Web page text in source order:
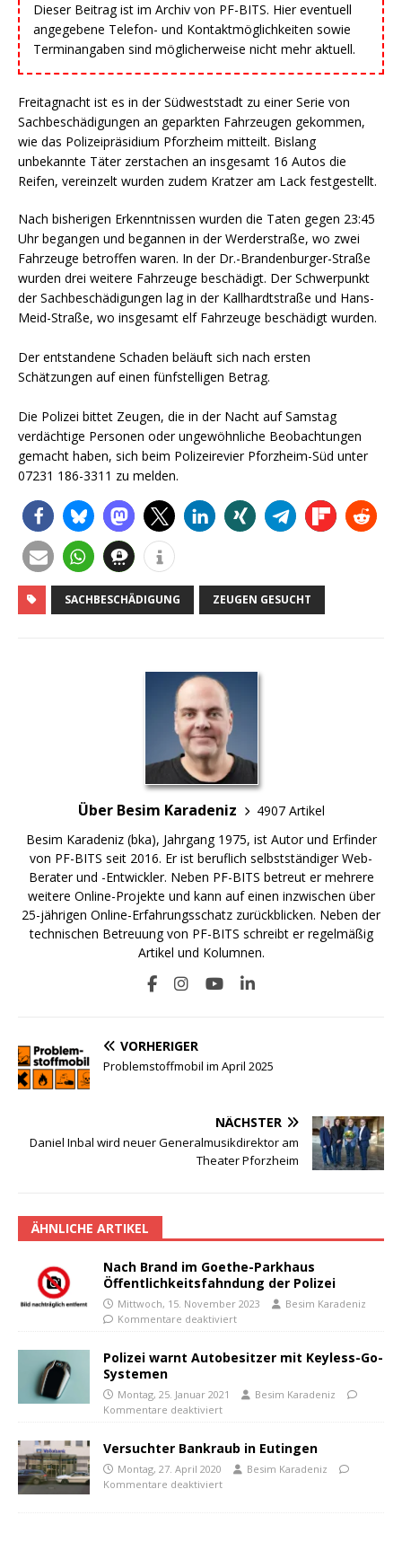
Dieser Beitrag ist im Archiv von PF-BITS. Hier eventuell
angegebene Telefon- und Kontaktmöglichkeiten sowie
Terminangaben sind möglicherweise nicht mehr aktuell.
Freitagnacht ist es in der Südweststadt zu einer Serie von
Sachbeschädigungen an geparkten Fahrzeugen gekommen,
wie das Polizeipräsidium Pforzheim mitteilt. Bislang
unbekannte Täter zerstachen an insgesamt 16 Autos die
Reifen, vereinzelt wurden zudem Kratzer am Lack festgestellt.
Nach bisherigen Erkenntnissen wurden die Taten gegen 23:45
Uhr begangen und begannen in der Werderstraße, wo zwei
Fahrzeuge betroffen waren. In der Dr.-Brandenburger-Straße
wurden drei weitere Fahrzeuge beschädigt. Der Schwerpunkt
der Sachbeschädigungen lag in der Kallhardtstraße und Hans-
Meid-Straße, wo insgesamt elf Fahrzeuge beschädigt wurden.
Der entstandene Schaden beläuft sich nach ersten
Schätzungen auf einen fünfstelligen Betrag.
Die Polizei bittet Zeugen, die in der Nacht auf Samstag
verdächtige Personen oder ungewöhnliche Beobachtungen
gemacht haben, sich beim Polizeirevier Pforzheim-Süd unter
07231 186-3311 zu melden.
SACHBESCHÄDIGUNG ZEUGEN GESUCHT
Über Besim Karadeniz
4907 Artikel
Besim Karadeniz (bka), Jahrgang 1975, ist Autor und Erfinder
von PF-BITS seit 2016. Er ist beruflich selbstständiger Web-
Berater und -Entwickler. Neben PF-BITS betreut er mehrere
weitere Online-Projekte und kann auf einen inzwischen über
25-jährigen Online-Erfahrungsschatz zurückblicken. Neben der
technischen Betreuung von PF-BITS schreibt er regelmäßig
Artikel und Kolumnen.
VORHERIGER
Problemstoffmobil im April 2025
NÄCHSTER
Daniel Inbal wird neuer Generalmusikdirektor am
Theater Pforzheim
ÄHNLICHE ARTIKEL
Nach Brand im Goethe-Parkhaus
Öffentlichkeitsfahndung der Polizei
Mittwoch, 15. November 2023
Besim Karadeniz
Kommentare deaktiviert
Polizei warnt Autobesitzer mit Keyless-Go-
Systemen
Montag, 25. Januar 2021
Besim Karadeniz
Kommentare deaktiviert
Versuchter Bankraub in Eutingen
Montag, 27. April 2020
Besim Karadeniz
Kommentare deaktiviert